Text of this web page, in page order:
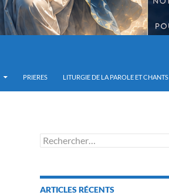
PRIERES LITURGIE DE LA PAROLE ET CHANTS
Rechercher :
ARTICLES RÉCENTS